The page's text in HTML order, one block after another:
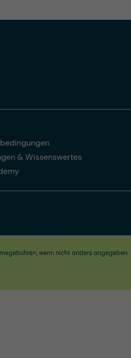
& Wissenswertes
wenn nicht anders angegeben.